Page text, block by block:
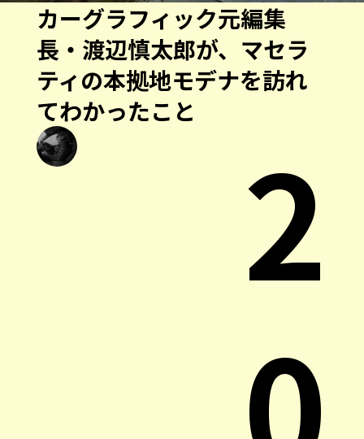
カーグラフィック元編集
長・渡辺慎太郎が、マセラ
ティの本拠地モデナを訪れ
てわかったこと
2